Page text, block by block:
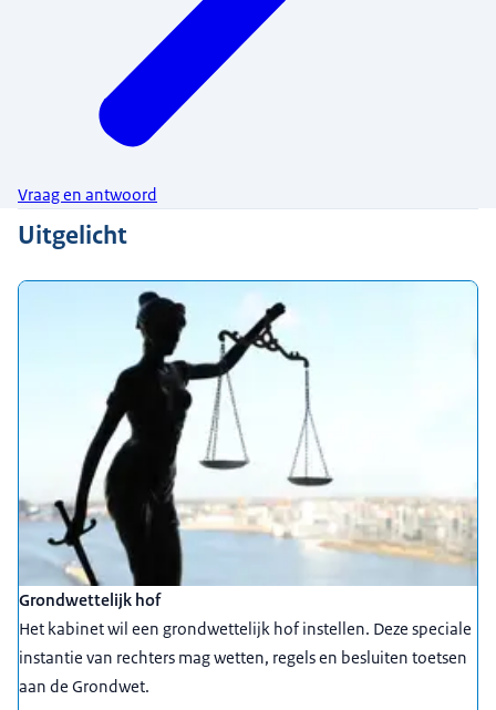
Vraag en antwoord
Uitgelicht
Grondwettelijk hof
Het kabinet wil een grondwettelijk hof instellen. Deze speciale
instantie van rechters mag wetten, regels en besluiten toetsen
aan de Grondwet.